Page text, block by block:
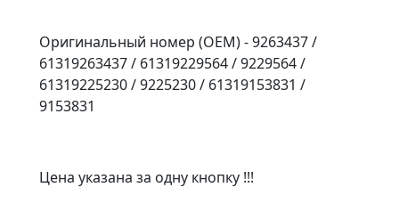
Оригинальный номер (OEM) - 9263437 /
61319263437 / 61319229564 / 9229564 /
61319225230 / 9225230 / 61319153831 /
9153831
Цена указана за одну кнопку !!!